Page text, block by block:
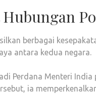
berbagai
antara kedua negara.
Perdana Menteri
ia